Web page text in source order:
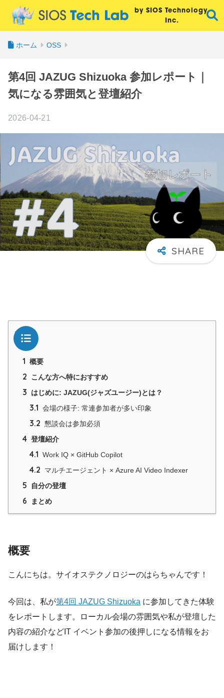
by SIOS Technology,
Inc.
ホーム OSS
第4回 JAZUG Shizuoka 参加レポート｜
気になる雰囲気と登壇紹介
2026-04-21
目次
1 概要
2 こんな方へ特におすすめ
3 はじめに: JAZUG(ジャズユージー)とは？
3.1 会場の様子: 常連参加者が多い印象
3.2 懇談会は参加必須
4 登壇紹介
4.1 Work IQ × GitHub Copilot
4.2 マルチエージェント × Azure AI Video Indexer
5 自分の登壇
6 まとめ
概要
こんにちは。サイオステクノロジーのはらちゃんです！
今回は、私が第4回 JAZUG Shizuoka に参加してきた体験
をレポートします。ローカル会場の雰囲気や私が登壇した
内容の紹介などIT イベント参加の後押しになる情報をお
届けします！